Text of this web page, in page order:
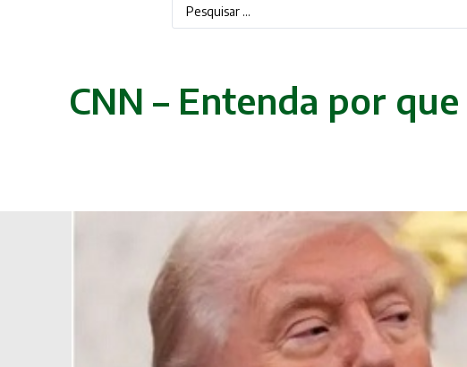
CNN – Entenda por